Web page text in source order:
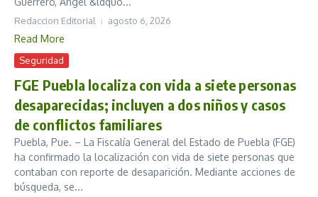
Redaccion Editorial agosto 6, 2026
Read More
Seguridad
FGE Puebla localiza con vida a siete personas
desaparecidas; incluyen a dos niños y casos
de conflictos familiares
Puebla, Pue. – La Fiscalía General del Estado de Puebla (FGE)
ha confirmado la localización con vida de siete personas que
contaban con reporte de desaparición. Mediante acciones de
búsqueda, se...